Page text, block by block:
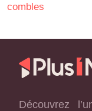
combles
Découvrez